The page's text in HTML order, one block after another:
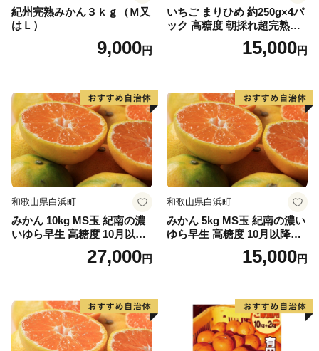
紀州完熟みかん３ｋｇ（Ｍ又
はＬ）
9,000円
いちご まりひめ 約250g×4パ
ック 高糖度 朝採れ超完熟ま
りひめ 1月以降発送分15,000円
和歌山県白浜町
みかん 10kg MS玉 紀南の濃
いゆら早生 高糖度 10月以降
発送 マルチ被覆栽培27,000円
和歌山県白浜町
みかん 5kg MS玉 紀南の濃い
ゆら早生 高糖度 10月以降発
送 マルチ被覆栽培15,000円